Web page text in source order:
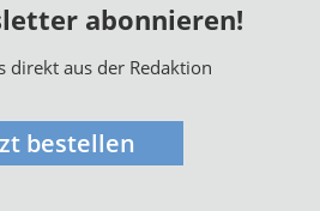
abonnieren!
direkt aus der Redaktion
bestellen